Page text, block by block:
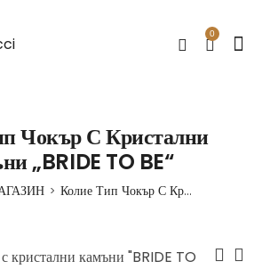
0
Чокър С Кристални
„BRIDE TO BE“
> Колие Тип Чокър С Кристални Камъни „BRIDE TO BE“